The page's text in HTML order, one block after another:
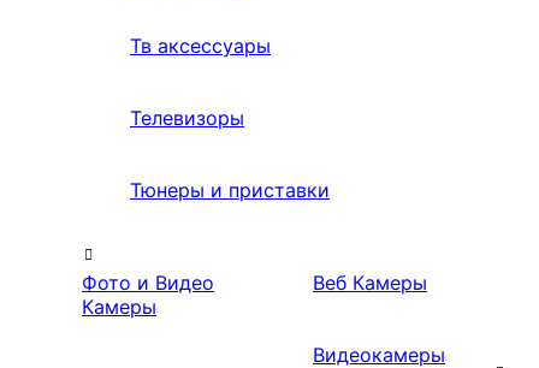
Тв аксессуары
Телевизоры
Тюнеры и приставки
Фото и Видео
Камеры
Веб Камеры
Видеокамеры